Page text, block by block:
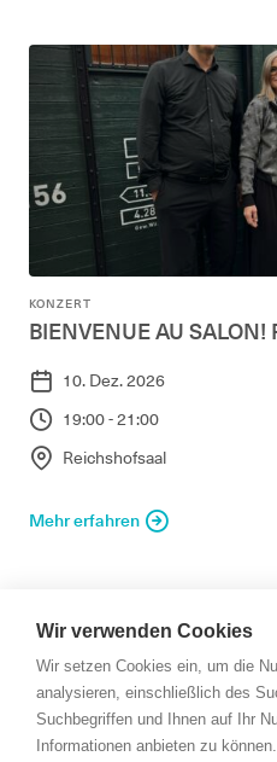
KONZERT
BIENVENUE AU
10. Dez. 2026
19:00 - 21:00
Reichshofsaal
Mehr erfahren
Wir verwenden Cookies
Wir setzen Cookies ein, um die
analysieren, einschließlich des
Suchbegriffen und Ihnen auf Ihr
Informationen anbieten zu können.